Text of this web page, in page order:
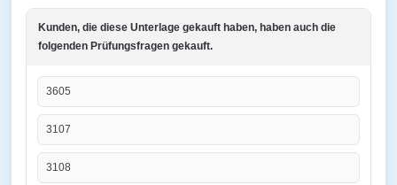
Kunden, die diese Unterlage gekauft haben, haben auch die
folgenden Prüfungsfragen gekauft.
3605
3107
3108